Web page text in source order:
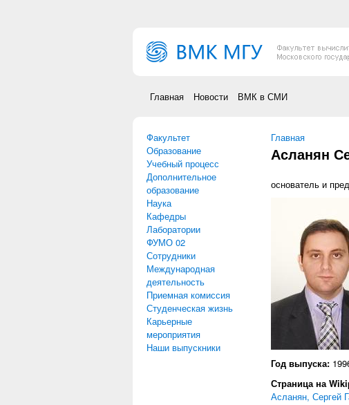
Главная Новости ВМК в СМИ
Факультет
Образование
Учебный процесс
Дополнительное
образование
Наука
Кафедры
Лаборатории
ФУМО 02
Сотрудники
Международная
деятельность
Приемная комиссия
Студенческая жизнь
Карьерные
мероприятия
Наши выпускники
Вы здесь
Главная
Асланян
основатель и
Год выпуска:
Страница на
Асланян, Сергей